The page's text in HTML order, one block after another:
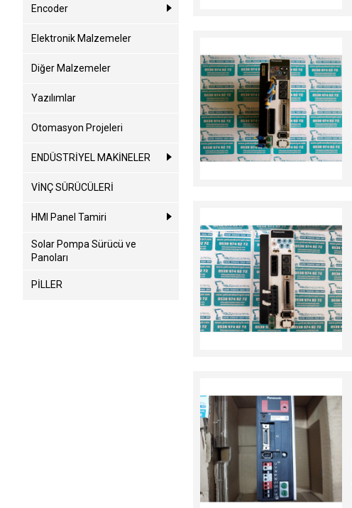
Encoder
Elektronik Malzemeler
Diğer Malzemeler
Yazılımlar
Otomasyon Projeleri
ENDÜSTRİYEL MAKİNELER
VİNÇ SÜRÜCÜLERİ
HMI Panel Tamiri
Solar Pompa Sürücü ve
Panoları
PİLLER